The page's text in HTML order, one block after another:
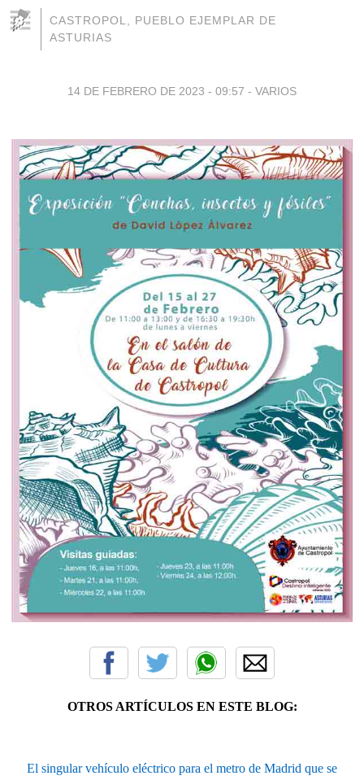
CASTROPOL, PUEBLO EJEMPLAR DE
ASTURIAS
14 DE FEBRERO DE 2023 - 09:57 - VARIOS
OTROS ARTÍCULOS EN ESTE BLOG:
El singular vehículo eléctrico para el metro de Madrid que se